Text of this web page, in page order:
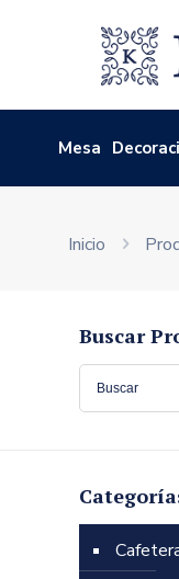
Mesa
Inicio
Buscar